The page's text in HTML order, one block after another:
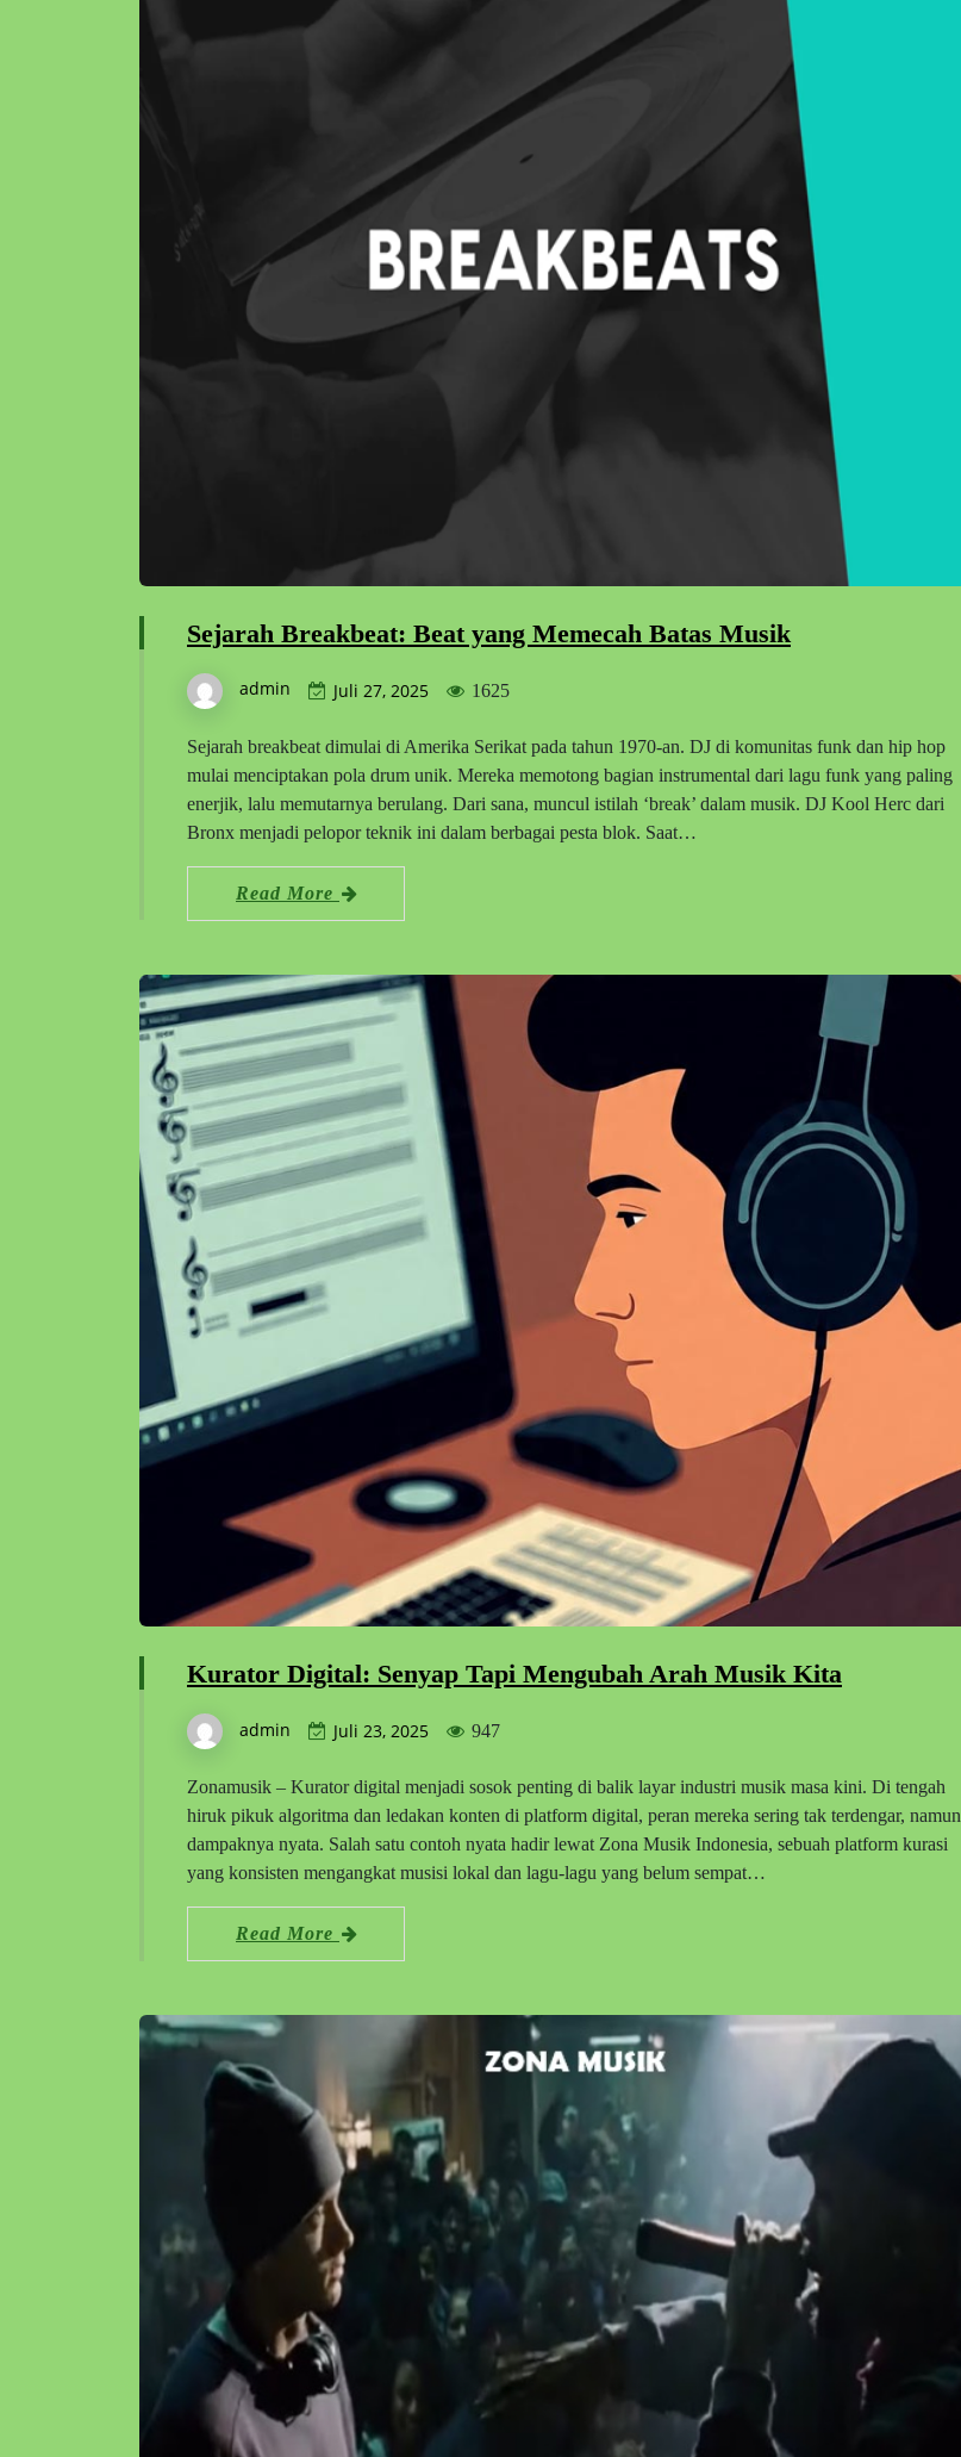
Sejarah Breakbeat: Beat yang Memecah Batas Musik
admin Juli 27, 2025 1625
Sejarah breakbeat dimulai di Amerika Serikat pada tahun 1970-an. DJ di komunitas funk dan hip hop
mulai menciptakan pola drum unik. Mereka memotong bagian instrumental dari lagu funk yang paling
enerjik, lalu memutarnya berulang. Dari sana, muncul istilah ‘break’ dalam musik. DJ Kool Herc dari
Bronx menjadi pelopor teknik ini dalam berbagai pesta blok. Saat…
Read More
Kurator Digital: Senyap Tapi Mengubah Arah Musik Kita
admin Juli 23, 2025 947
Zonamusik – Kurator digital menjadi sosok penting di balik layar industri musik masa kini. Di tengah
hiruk pikuk algoritma dan ledakan konten di platform digital, peran mereka sering tak terdengar, namun
dampaknya nyata. Salah satu contoh nyata hadir lewat Zona Musik Indonesia, sebuah platform kurasi
yang konsisten mengangkat musisi lokal dan lagu-lagu yang belum sempat…
Read More